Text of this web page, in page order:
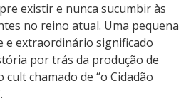
existir e nunca sucumbir às
no reino atual. Uma pequena
e extraordinário significado
por trás da produção de
cult chamado de “o Cidadão